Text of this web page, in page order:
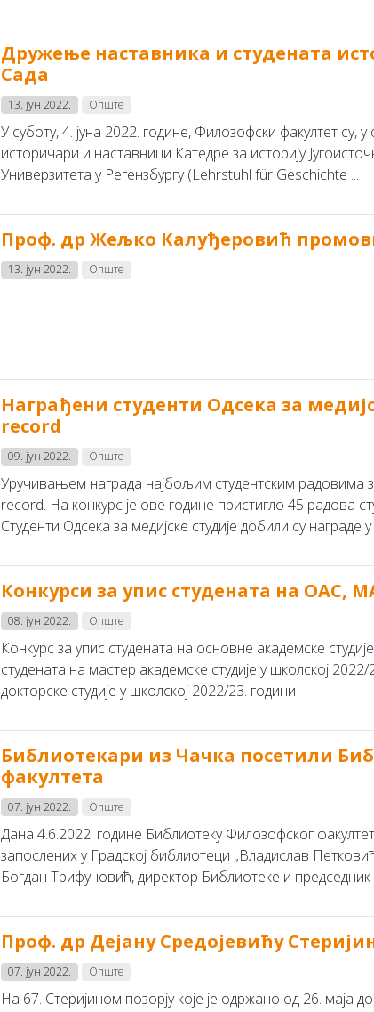
Дружење наставника и студената
Сада
13. јун 2022. Опште
У суботу, 4. јуна 2022. године, Филозофски факултет су,
историчари и наставници Катедре за историју
Универзитета у Регензбургу (Lehrstuhl für Geschichte ...
Проф. др Жељко Калуђеровић
13. јун 2022. Опште
Награђени студенти Одсека за
record
09. јун 2022. Опште
Уручивањем награда најбољим студентским радовима
record. На конкурс је ове године пристигло 45 радова
Студенти Одсека за медијске студије добили су награде у
Конкурси за упис студената на ОАС,
08. јун 2022. Опште
Конкурс за упис студената на основне академске
студената на мастер академске студије у школској
докторске студије у школској 2022/23. години
Библиотекари из Чачка посетили
факултета
07. јун 2022. Опште
Дана 4.6.2022. године Библиотеку Филозофског
запослених у Градској библиотеци „Владислав
Богдан Трифуновић, директор Библиотеке и председник
Проф. др Дејану Средојевићу
07. јун 2022. Опште
На 67. Стеријином позорју које је одржано од 26. маја